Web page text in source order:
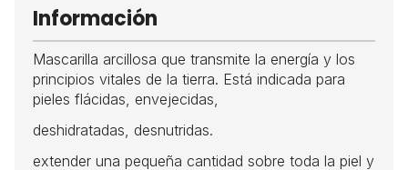
Información
Mascarilla arcillosa que transmite la energía y los
principios vitales de la tierra. Está indicada para
pieles flácidas, envejecidas,
deshidratadas, desnutridas.
extender una pequeña cantidad sobre toda la piel y